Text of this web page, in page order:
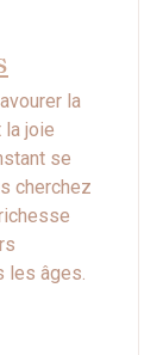
la
la joie
se
cherchez
les âges.